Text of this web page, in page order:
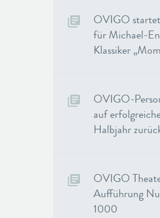
OVIGO
für Michael-
Klassiker
OVIGO-
auf
Halbjahr
OVIGO
Aufführung
1000